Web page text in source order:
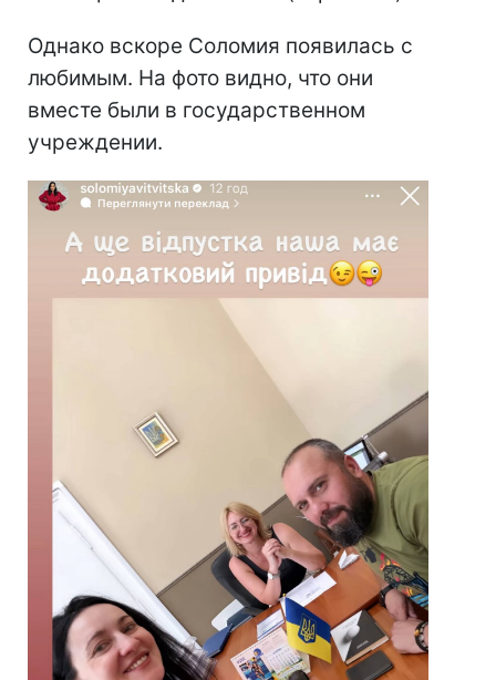
Однако вскоре Соломия появилась с
любимым. На фото видно, что они
вместе были в государственном
учреждении.